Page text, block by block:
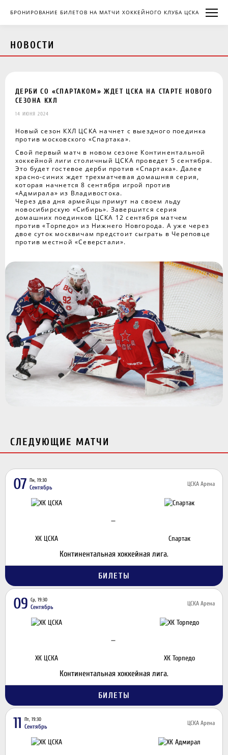
БРОНИРОВАНИЕ БИЛЕТОВ НА МАТЧИ ХОККЕЙНОГО КЛУБА ЦСКА
НОВОСТИ
ДЕРБИ СО «СПАРТАКОМ» ЖДЕТ ЦСКА НА СТАРТЕ НОВОГО
СЕЗОНА КХЛ
14 ИЮНЯ 2024
Новый сезон КХЛ ЦСКА начнет с выездного поединка
против московского «Спартака».
Свой первый матч в новом сезоне Континентальной
хоккейной лиги столичный ЦСКА проведет 5 сентября.
Это будет гостевое дерби против «Спартака». Далее
красно-синих ждет трехматчевая домашняя серия,
которая начнется 8 сентября игрой против
«Адмирала» из Владивостока.
Через два дня армейцы примут на своем льду
новосибирскую «Сибирь». Завершится серия
домашних поединков ЦСКА 12 сентября матчем
против «Торпедо» из Нижнего Новгорода. А уже через
двое суток москвичам предстоит сыграть в Череповце
против местной «Северстали».
СЛЕДУЮЩИЕ МАТЧИ
07 Пн, 19:30
Сентябрь ЦСКА Арена
ХК ЦСКА
—
Спартак
Континентальная хоккейная лига.
БИЛЕТЫ
09 Ср, 19:30
Сентябрь ЦСКА Арена
ХК ЦСКА
—
ХК Торпедо
Континентальная хоккейная лига.
БИЛЕТЫ
11 Пт, 19:30
Сентябрь ЦСКА Арена